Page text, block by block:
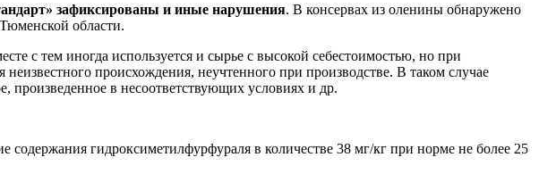
зафиксированы и иные нарушения. В консервах из оленины обнаружено
Тюменской области.
с тем иногда используется и сырье с высокой себестоимостью, но при
происхождения, неучтенного при производстве. В таком случае
произведенное в несоответствующих условиях и др.
содержания гидроксиметилфурфураля в количестве 38 мг/кг при норме не более 25